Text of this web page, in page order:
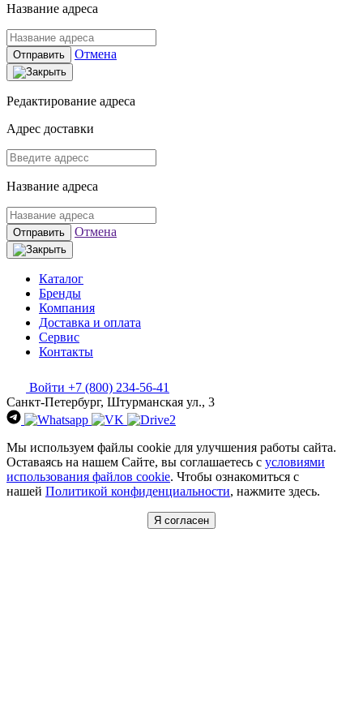
Название адреса
Отправить Отмена
Редактирование адреса
Адрес доставки
Название адреса
Отправить Отмена
Каталог
Бренды
Компания
Доставка и оплата
Сервис
Контакты
Войти +7 (800) 234-56-41
Санкт-Петербург, Штурманская ул., 3
Мы используем файлы cookie для улучшения работы сайта.
Оставаясь на нашем Сайте, вы соглашаетесь с условиями
использования файлов cookie. Чтобы ознакомиться с
нашей Политикой конфиденциальности, нажмите здесь.
Я согласен